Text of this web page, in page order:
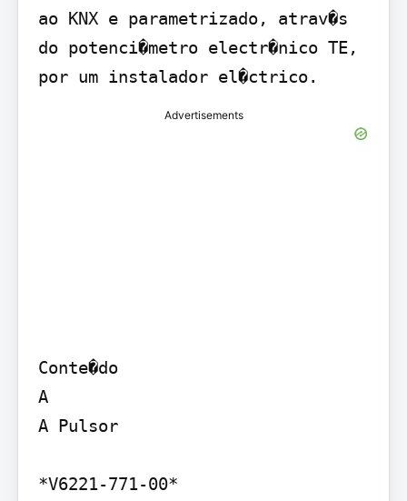
ao KNX e parametrizado, atrav�s
do potenci�metro electr�nico TE,
por um instalador el�ctrico.
Advertisements
Conte�do
A
A Pulsor
*V6221-771-00*